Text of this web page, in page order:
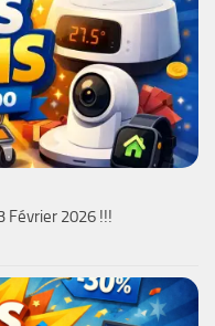
Février 2026 !!!